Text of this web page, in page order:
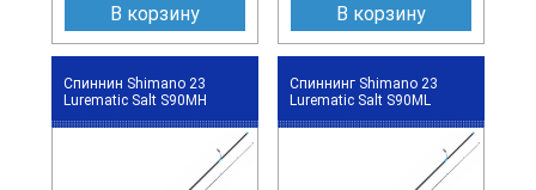
В корзину
В корзину
Спиннин Shimano 23
Lurematic Salt S90MH
Спиннинг Shimano 23
Lurematic Salt S90ML